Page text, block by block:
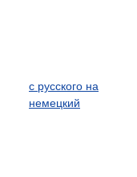
с русского на
немецкий